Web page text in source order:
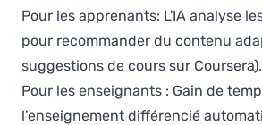
Pour les apprenants: L'IA analyse
pour recommander du contenu
suggestions de cours sur Coursera).
Pour les enseignants : Gain de
l'enseignement différencié